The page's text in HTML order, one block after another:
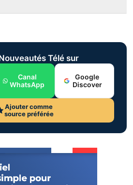
Télé sur
Canal
WhatsApp
Google
Discover
Ajouter comme
source préférée